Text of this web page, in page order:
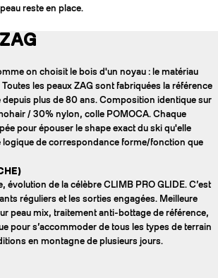
reste en place.
on choisit le bois d'un noyau : le matériau
les peaux ZAG sont fabriquées la référence
plus de 80 ans. Composition identique sur
/ 30% nylon, colle POMOCA. Chaque
pour épouser le shape exact du ski qu'elle
logique de correspondance forme/fonction que
évolution de la célèbre CLIMB PRO GLIDE. C’est
réguliers et les sorties engagées. Meilleure
peau mix, traitement anti-bottage de référence,
pour s’accommoder de tous les types de terrain
en montagne de plusieurs jours.